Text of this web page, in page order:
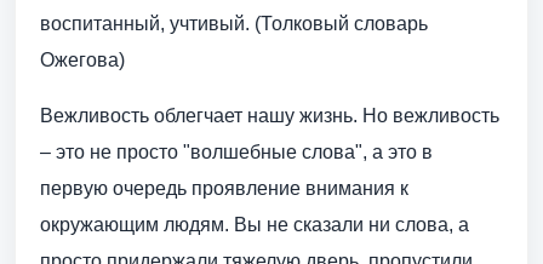
воспитанный, учтивый. (Толковый словарь
Ожегова)
Вежливость облегчает нашу жизнь. Но вежливость
– это не просто "волшебные слова", а это в
первую очередь проявление внимания к
окружающим людям. Вы не сказали ни слова, а